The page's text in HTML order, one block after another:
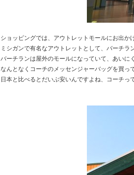
ショッピングでは、アウトレットモールにお出かけ
ミシガンで有名なアウトレットとして、バーチラ
バーチランは屋外のモールになっていて、あいに
なんとなくコーチのメッセンジャーバッグを買っ
日本と比べるとだいぶ安いんですよね、コーチって